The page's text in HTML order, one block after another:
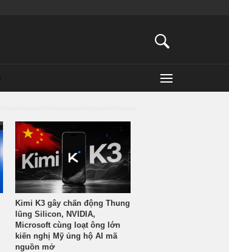
Kimi K3 gây chấn động Thung
lũng Silicon, NVIDIA,
Microsoft cùng loạt ông lớn
kiến nghị Mỹ ủng hộ AI mã
nguồn mở